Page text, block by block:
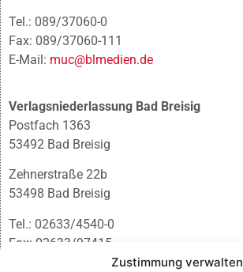
Zustimmung verwalten
Tel.: 089/37060-0
Fax: 089/37060-111
E-Mail: muc@blmedien.de
Verlagsniederlassung Bad Breisig
Postfach 1363
53492 Bad Breisig
Zehnerstraße 22b
53498 Bad Breisig
Tel.: 02633/4540-0
Fax: 02633/97415
infobb@blmedien.de